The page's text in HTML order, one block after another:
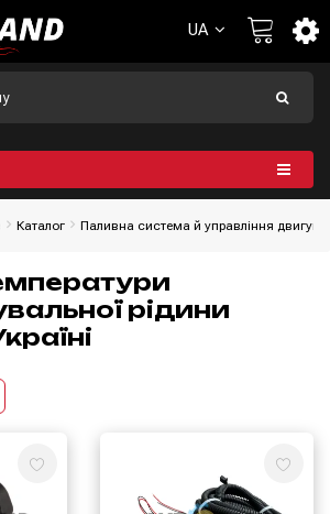
UA
Каталог Паливна система й управління
рідини